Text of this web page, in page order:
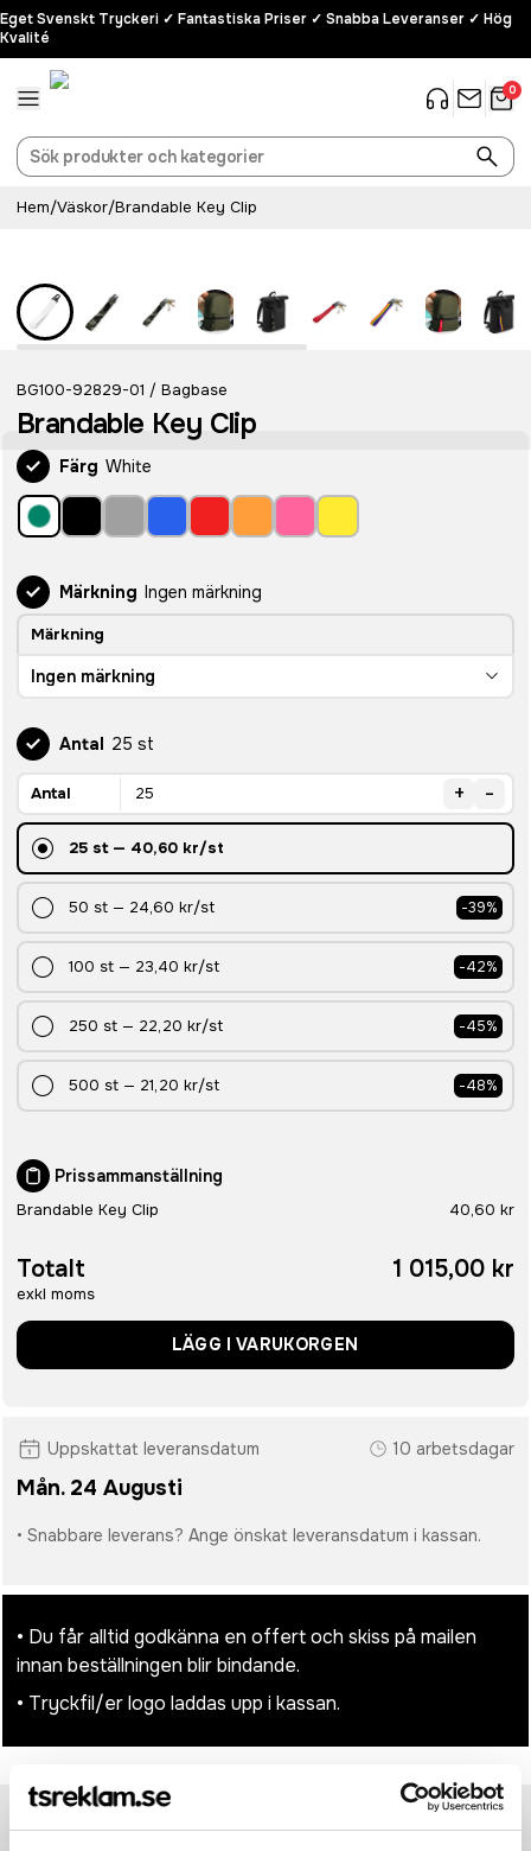
Eget Svenskt Tryckeri ✓ Fantastiska Priser ✓ Snabba Leveranser ✓ Hög
Kvalité
0
Hem/Väskor/Brandable Key Clip
BG100-92829-01 / Bagbase
Brandable Key Clip
Färg White
Märkning Ingen märkning
Märkning
Ingen märkning
Antal 25 st
Antal + -
25 st— 40,60 kr/st
50 st — 24,60 kr/st -39%
100 st — 23,40 kr/st -42%
250 st — 22,20 kr/st -45%
500 st — 21,20 kr/st -48%
Prissammanställning
Brandable Key Clip 40,60 kr
Totalt
exkl moms
1 015,00 kr
LÄGG I VARUKORGEN
Uppskattat leveransdatum 10 arbetsdagar
Mån. 24 Augusti
• Snabbare leverans? Ange önskat leveransdatum i kassan.
• Du får alltid godkänna en offert och skiss på mailen
innan beställningen blir bindande.
• Tryckfil/er logo laddas upp i kassan.